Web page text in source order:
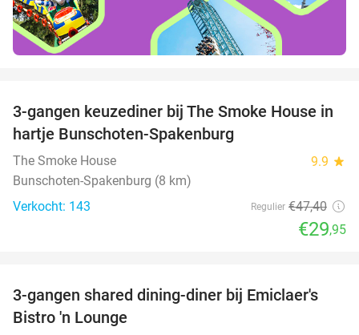
37%
3-gangen keuzediner bij The Smoke House in
hartje Bunschoten-Spakenburg
The Smoke House 9.9 star
Bunschoten-Spakenburg (8 km)
Verkocht: 143
Regulier €47,40
€29,95
48%
3-gangen shared dining-diner bij Emiclaer's
Bistro 'n Lounge